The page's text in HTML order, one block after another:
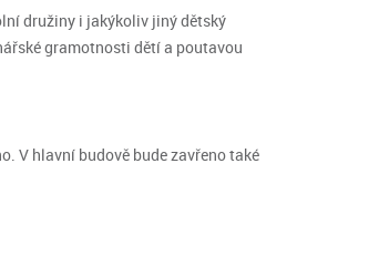
družiny i jakýkoliv jiný dětský
gramotnosti dětí a poutavou
V hlavní budově bude zavřeno také